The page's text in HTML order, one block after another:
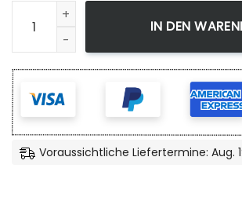
Minecraft Steve Kampf Enderman
IN DEN
Voraussichtliche Liefertermine: Aug.